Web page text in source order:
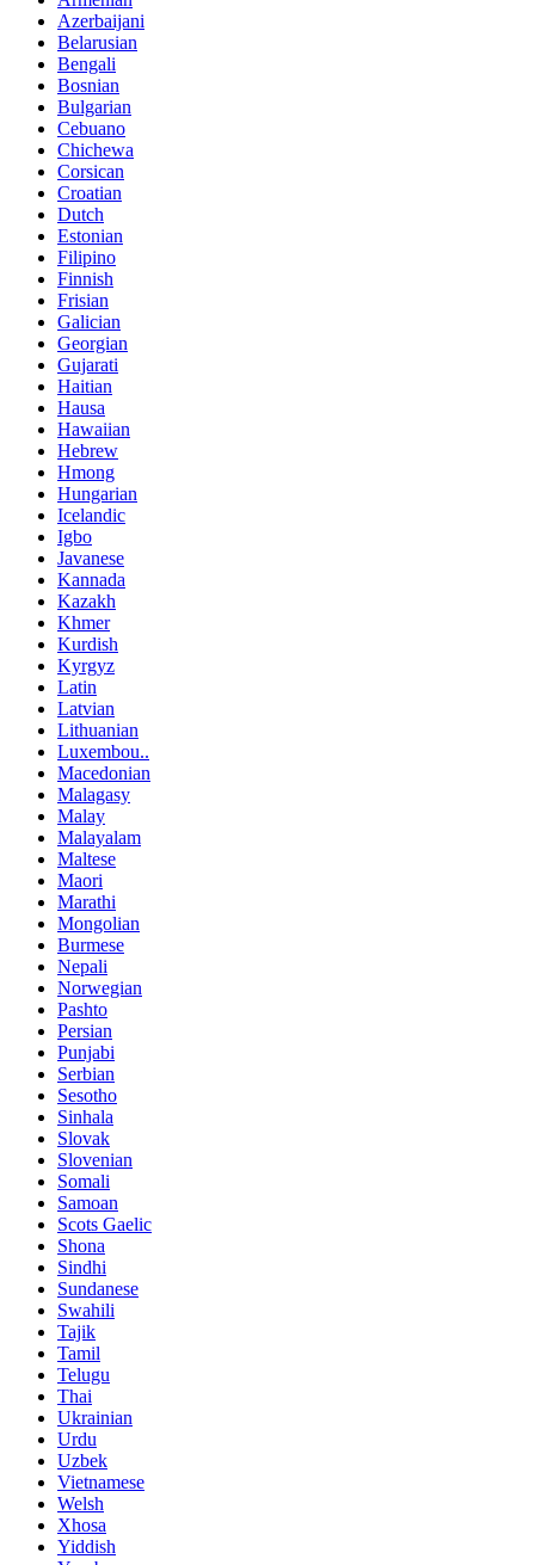
Azerbaijani
Belarusian
Bengali
Bosnian
Bulgarian
Cebuano
Chichewa
Corsican
Croatian
Dutch
Estonian
Filipino
Finnish
Frisian
Galician
Georgian
Gujarati
Haitian
Hausa
Hawaiian
Hebrew
Hmong
Hungarian
Icelandic
Igbo
Javanese
Kannada
Kazakh
Khmer
Kurdish
Kyrgyz
Latin
Latvian
Lithuanian
Luxembou..
Macedonian
Malagasy
Malay
Malayalam
Maltese
Maori
Marathi
Mongolian
Burmese
Nepali
Norwegian
Pashto
Persian
Punjabi
Serbian
Sesotho
Sinhala
Slovak
Slovenian
Somali
Samoan
Scots Gaelic
Shona
Sindhi
Sundanese
Swahili
Tajik
Tamil
Telugu
Thai
Ukrainian
Urdu
Uzbek
Vietnamese
Welsh
Xhosa
Yiddish